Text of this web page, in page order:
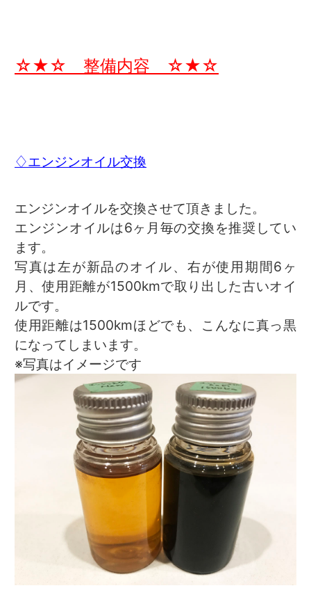
☆★☆ 整備内容 ☆★☆
♢エンジンオイル交換
エンジンオイルを交換させて頂きました。
エンジンオイルは6ヶ月毎の交換を推奨してい
ます。
写真は左が新品のオイル、右が使用期間6ヶ
月、使用距離が1500kmで取り出した古いオイ
ルです。
使用距離は1500kmほどでも、こんなに真っ黒
になってしまいます。
※写真はイメージです